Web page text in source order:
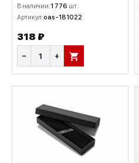
В наличии:1 776 шт.
Артикул:oas-181022
318 ₽
− + В КОРЗИНУ